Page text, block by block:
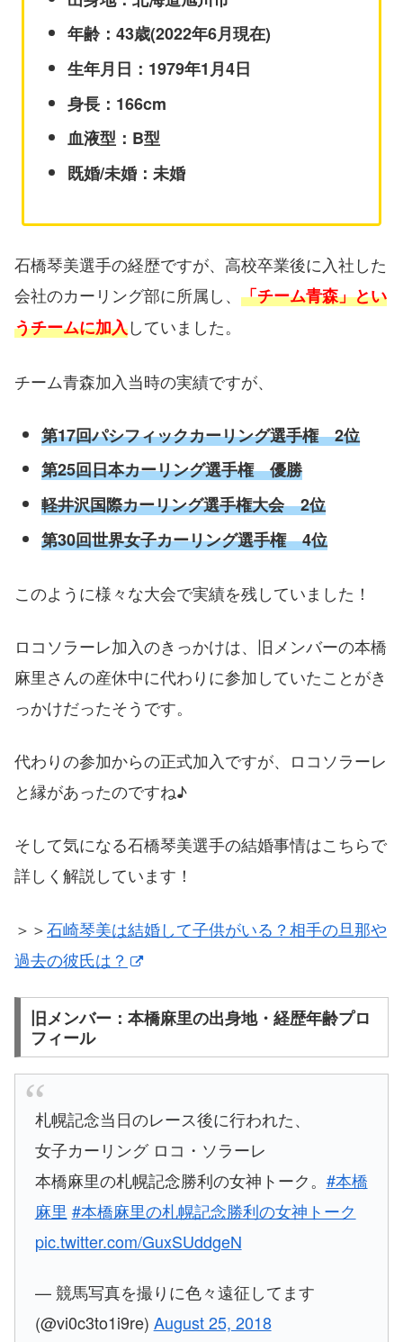
年齢：43歳(2022年6月現在)
生年月日：1979年1月4日
身長：166cm
血液型：B型
既婚/未婚：未婚
石橋琴美選手の経歴ですが、高校卒業後に入社した
会社のカーリング部に所属し、 「チーム青森」とい
うチームに加入していました。
チーム青森加入当時の実績ですが、
第17回パシフィックカーリング選手権 2位
第25回日本カーリング選手権 優勝
軽井沢国際カーリング選手権大会 2位
第30回世界女子カーリング選手権 4位
このように様々な大会で実績を残していました！
ロコソラーレ加入のきっかけは、旧メンバーの本橋
麻里さんの産休中に代わりに参加していたことがき
っかけだったそうです。
代わりの参加からの正式加入ですが、ロコソラーレ
と縁があったのですね♪
そして気になる石橋琴美選手の結婚事情はこちらで
詳しく解説しています！
＞＞石崎琴美は結婚して子供がいる？相手の旦那や
過去の彼氏は？
旧メンバー：本橋麻里の出身地・経歴年齢プロ
フィール
札幌記念当日のレース後に行われた、
女子カーリング ロコ・ソラーレ
本橋麻里の札幌記念勝利の女神トーク。 #本橋
麻里 #本橋麻里の札幌記念勝利の女神トーク
pic.twitter.com/GuxSUddgeN
— 競馬写真を撮りに色々遠征してます
(@vi0c3to1i9re) August 25, 2018